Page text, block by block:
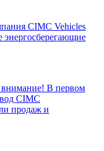
CIMC Vehicles
энергосберегающие
В первом
CIMC
продаж и